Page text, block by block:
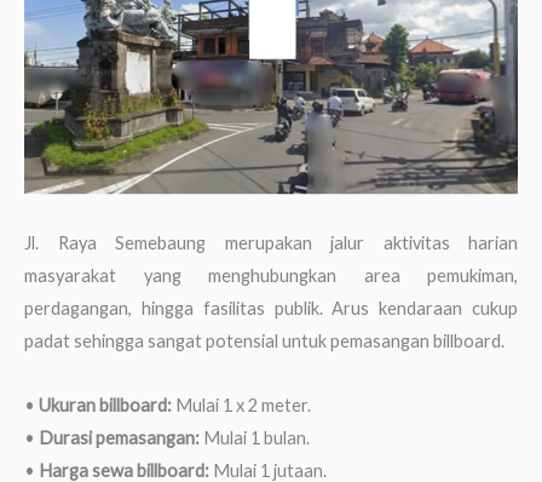
Jl. Raya Semebaung merupakan jalur aktivitas harian
masyarakat yang menghubungkan area pemukiman,
perdagangan, hingga fasilitas publik. Arus kendaraan cukup
padat sehingga sangat potensial untuk pemasangan billboard.
• Ukuran billboard: Mulai 1 x 2 meter.
• Durasi pemasangan: Mulai 1 bulan.
• Harga sewa billboard: Mulai 1 jutaan.